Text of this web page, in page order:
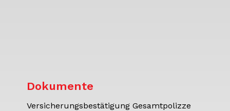
Dokumente
Versicherungsbestätigung Gesamtpolizze